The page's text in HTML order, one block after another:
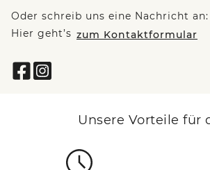
Oder schreib uns eine Nachricht an:
Hier geht’s zum Kontaktformular
Unsere Vorteile für